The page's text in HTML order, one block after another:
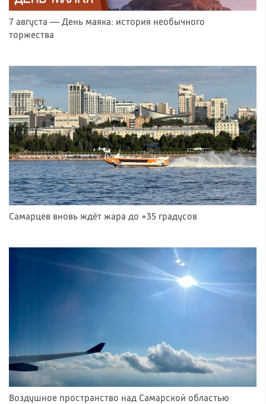
7 августа — День маяка: история необычного
торжества
Самарцев вновь ждёт жара до +35 градусов
Воздушное пространство над Самарской областью